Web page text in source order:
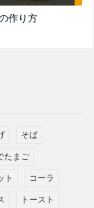
作り方
そば
たまご
ト コーラ
トースト